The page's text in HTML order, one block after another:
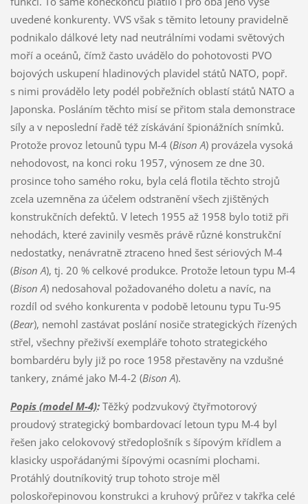
uvedené konkurenty. VVS však s těmito letouny pravidelně
podnikalo dálkové lety nad neutrálními vodami světových
moří a oceánů, čímž často uvádělo do pohotovosti PVO
bojových uskupení hladinových plavidel států NATO, popř.
s nimi provádělo lety podél pobřežních oblastí států NATO a
Japonska. Posláním těchto misí se přitom stala demonstrace
síly a v neposlední řadě též získávání špionážních snímků.
Protože provoz letounů typu M-4 (Bison A) provázela vysoká
nehodovost, na konci roku 1957, výnosem ze dne 30.
prosince toho samého roku, byla celá flotila těchto strojů
zcela uzemněna za účelem odstranění všech zjištěných
konstrukčních defektů. V letech 1955 až 1958 bylo totiž při
nehodách, které zavinily vesměs právě různé konstrukční
nedostatky, nenávratně ztraceno hned šest sériových M-4
(Bison A), tj. 20 % celkové produkce. Protože letoun typu M-4
(Bison A) nedosahoval požadovaného doletu a navíc, na
rozdíl od svého konkurenta v podobě letounu typu Tu-95
(Bear), nemohl zastávat poslání nosiče strategických řízených
střel, všechny přeživší exempláře tohoto strategického
bombardéru byly již po roce 1958 přestavěny na vzdušné
tankery, známé jako M-4-2 (Bison A).
Popis (model M-4):Těžký podzvukový čtyřmotorový
proudový strategický bombardovací letoun typu M-4 byl
řešen jako celokovový středoplošník s šípovým křídlem a
klasicky uspořádanými šípovými ocasními plochami.
Protáhlý doutníkovitý trup tohoto stroje měl
poloskořepinovou konstrukci a kruhový průřez v takřka celé